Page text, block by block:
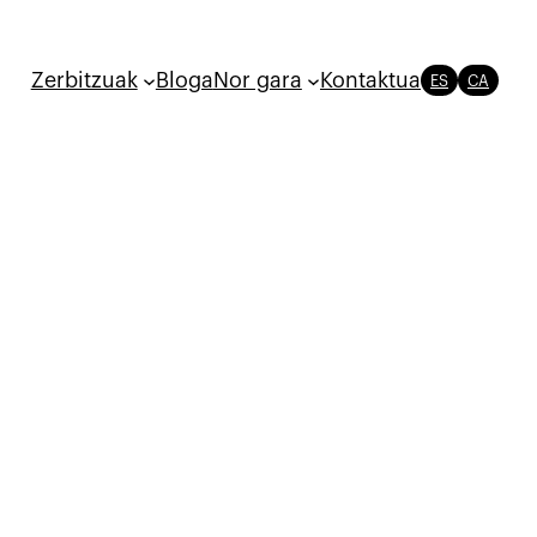
Zerbitzuak Bloga Nor gara Kontaktua ES CA